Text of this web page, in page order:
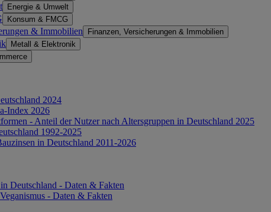
Energie & Umwelt
Konsum & FMCG
& Immobilien Finanzen, Versicherungen & Immobilien
Metall & Elektronik
2024
Index 2026
- Anteil der Nutzer nach Altersgruppen in Deutschland 2025
1992-2025
in Deutschland 2011-2026
Deutschland - Daten & Fakten
- Daten & Fakten